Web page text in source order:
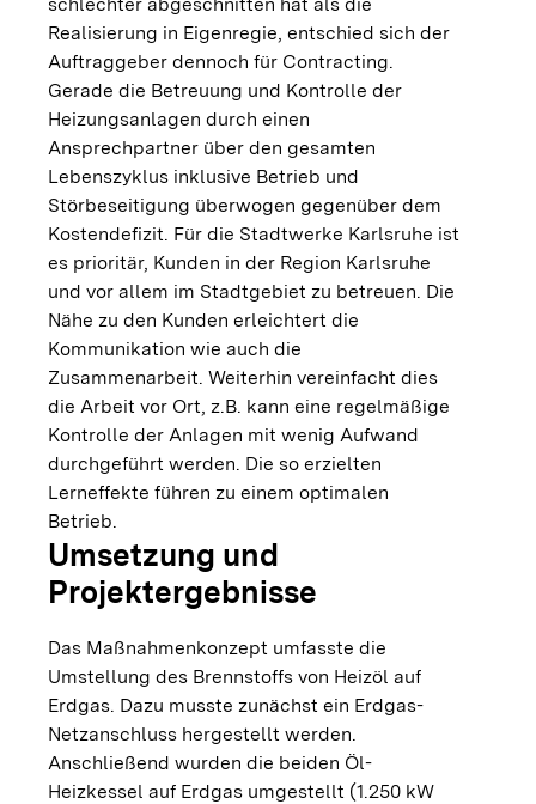
Realisierung in Eigenregie, entschied sich der
Auftraggeber dennoch für Contracting.
Gerade die Betreuung und Kontrolle der
Heizungsanlagen durch einen
Ansprechpartner über den gesamten
Lebenszyklus inklusive Betrieb und
Störbeseitigung überwogen gegenüber dem
Kostendefizit. Für die Stadtwerke Karlsruhe ist
es prioritär, Kunden in der Region Karlsruhe
und vor allem im Stadtgebiet zu betreuen. Die
Nähe zu den Kunden erleichtert die
Kommunikation wie auch die
Zusammenarbeit. Weiterhin vereinfacht dies
die Arbeit vor Ort, z.B. kann eine regelmäßige
Kontrolle der Anlagen mit wenig Aufwand
durchgeführt werden. Die so erzielten
Lerneffekte führen zu einem optimalen
Betrieb.
Umsetzung und
Projektergebnisse
Das Maßnahmenkonzept umfasste die
Umstellung des Brennstoffs von Heizöl auf
Erdgas. Dazu musste zunächst ein Erdgas-
Netzanschluss hergestellt werden.
Anschließend wurden die beiden Öl-
Heizkessel auf Erdgas umgestellt (1.250 kW